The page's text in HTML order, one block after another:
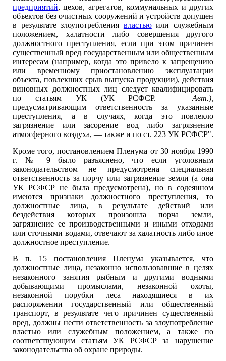
предприятий, цехов, агрегатов, коммунальных и других
объектов без очистных сооружений и устройств допущен
в результате злоупотребления властьюили служебным
положением, халатности либо совершения другого
должностного преступления, если при этом причинен
существенный вред государственным или общественным
интересам (например, когда это привело к запрещению
или временному приостановлению эксплуатации
объекта, повлекших срыв выпуска продукции), действия
виновных должностных лиц следует квалифицировать
по статьям УК (УК РСФСР. — Авт.),
предусматривающим ответственность за указанные
преступления, а в случаях, когда это повлекло
загрязнение или засорение вод либо загрязнение
атмосферного воздуха, — также и по ст. 223 УК РСФСР".
Кроме того, постановлением Пленума от 30 ноября 1990
г. № 9 было разъяснено, что если уголовным
законодательством не предусмотрена специальная
ответственность за порчу или загрязнение земли (а она
УК РСФСР не была предусмотрена), но в содеянном
имеются признаки должностного преступления, то
должностные лица, в результате действий или
бездействия которых произошла порча земли,
загрязнение ее производственными и иными отходами
или сточными водами, отвечают за халатность либо иное
должностное преступление.
В п. 15 постановления Пленума указывается, что
должностные лица, незаконно использовавшие в целях
незаконного занятия рыбным и другими водными
добывающими промыслами, незаконной охоты,
незаконной порубки леса находящиеся в их
распоряжении государственный или общественный
транспорт, в результате чего причинен существенный
вред, должны нести ответственность за злоупотребление
властью или служебным положением, а также по
соответствующим статьям УК РСФСР за нарушение
законодательства об охране природы.